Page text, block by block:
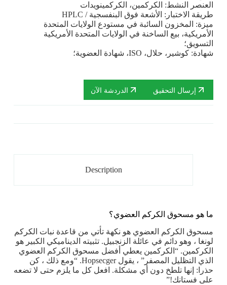
العنصر النشط: الكركمين، الكركمينويدات
طريقة الاختبار: الأشعة فوق البنفسجية / HPLC
ميزة: المخزون السائبة في مستودع الولايات المتحدة
الأمريكية، بيع الساخنة في الولايات المتحدة الأمريكية
التسويق؛
شهادة: كوشير، حلال، ISO، شهادة العضوية؛
إرسال التحقيق الدردشة الآن
Description
ما هو مسحوق الكركم العضوي؟
مسحوق الكركم العضوي هو نكهة تأتي من قاعدة نبات الكركم
لونغا ، وهو دائم في عائلة الزنجبيل. تثبيته الديناميكي الكبير هو
الكركمين. “الكركمين يعطي أفضل مسحوق الكركم العضوي
الذي التظليل المصفر” ، يقول Hopsecger. “ومع ذلك ، كن
حذرا: إنها تلطخ دون أي مشكلة. افعل كل ما يلزم حتى لا تضعه
على فستانك!”